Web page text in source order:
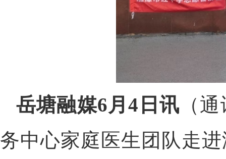
岳塘融媒6月4日讯 （
务中心家庭医生团队走